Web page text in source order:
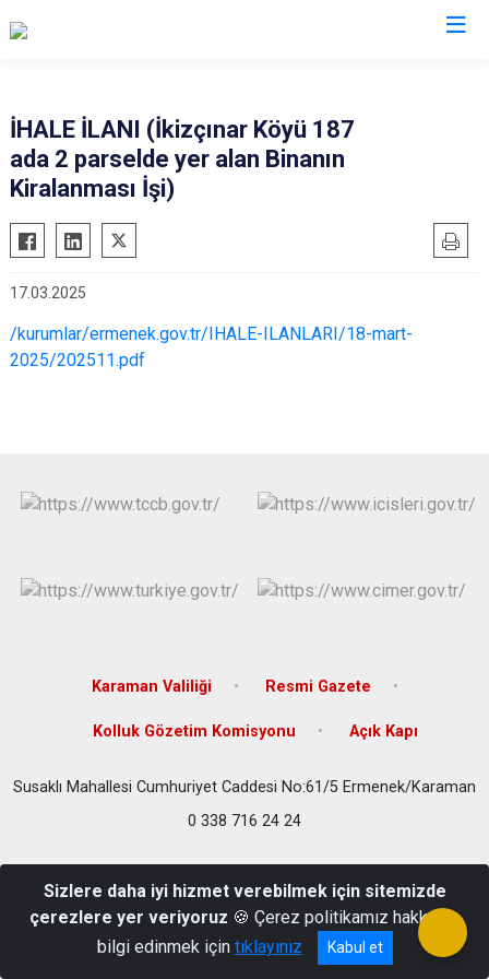
Ayrancı
Ermenek
İHALE İLANI (İkizçınar Köyü 187
ada 2 parselde yer alan Binanın
Kiralanması İşi)
17.03.2025
/kurumlar/ermenek.gov.tr/IHALE-ILANLARI/18-mart-
2025/202511.pdf
Karaman Valiliği Resmi Gazete
Kolluk Gözetim Komisyonu Açık Kapı
Susaklı Mahallesi Cumhuriyet Caddesi No:61/5 Ermenek/Karaman
0 338 716 24 24
Sizlere daha iyi hizmet verebilmek için sitemizde
çerezlere yer veriyoruz 🍪 Çerez politikamız hakkında
bilgi edinmek için tıklayınız Kabul et